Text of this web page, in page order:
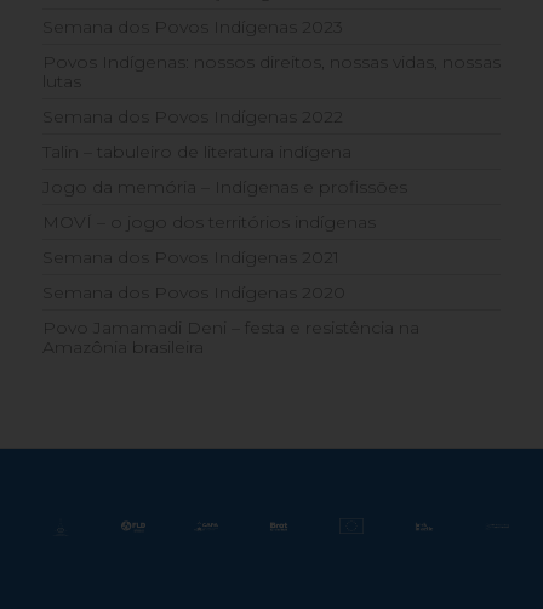
Semana dos Povos Indígenas 2023
Povos Indígenas: nossos direitos, nossas vidas, nossas
lutas
Semana dos Povos Indígenas 2022
Talin – tabuleiro de literatura indígena
Jogo da memória – Indígenas e profissões
MOVÍ – o jogo dos territórios indígenas
Semana dos Povos Indígenas 2021
Semana dos Povos Indígenas 2020
Povo Jamamadi Deni – festa e resistência na
Amazônia brasileira